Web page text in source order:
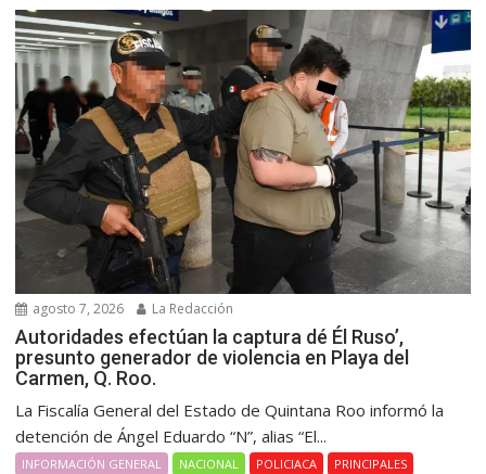
agosto 7, 2026 La Redacción
Autoridades efectúan la captura dé Él Ruso’,
presunto generador de violencia en Playa del
Carmen, Q. Roo.
La Fiscalía General del Estado de Quintana Roo informó la
detención de Ángel Eduardo “N”, alias “El...
INFORMACIÓN GENERAL NACIONAL POLICIACA PRINCIPALES